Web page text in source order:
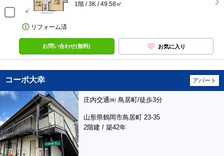
1階 / 3K / 49.58㎡
リフォーム済
お問い合わせ(無料) お気に入り
コーポ大幸 アパート
庄内交通㈱ 鳥居町/徒歩3分
山形県鶴岡市鳥居町 23-35
2階建 / 築42年